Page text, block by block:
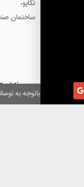
همکاران گرامی باتوجه به
تکاپو،
ساختمان